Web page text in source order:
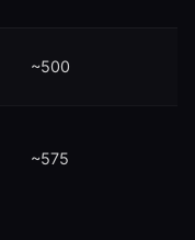
~500
~575